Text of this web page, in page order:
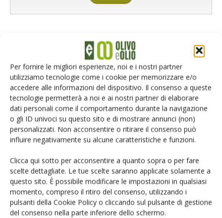
Per fornire le migliori esperienze, noi e i nostri partner
utilizziamo tecnologie come i cookie per memorizzare e/o
accedere alle informazioni del dispositivo. Il consenso a queste
tecnologie permetterà a noi e ai nostri partner di elaborare
dati personali come il comportamento durante la navigazione
o gli ID univoci su questo sito e di mostrare annunci (non)
personalizzati. Non acconsentire o ritirare il consenso può
influire negativamente su alcune caratteristiche e funzioni.
Clicca qui sotto per acconsentire a quanto sopra o per fare
scelte dettagliate. Le tue scelte saranno applicate solamente a
questo sito. È possibile modificare le impostazioni in qualsiasi
momento, compreso il ritiro del consenso, utilizzando i
pulsanti della Cookie Policy o cliccando sul pulsante di gestione
del consenso nella parte inferiore dello schermo.
Rimani aggiornato sul mondo
dell’agricoltura
Iscriviti alle nostre newsletter